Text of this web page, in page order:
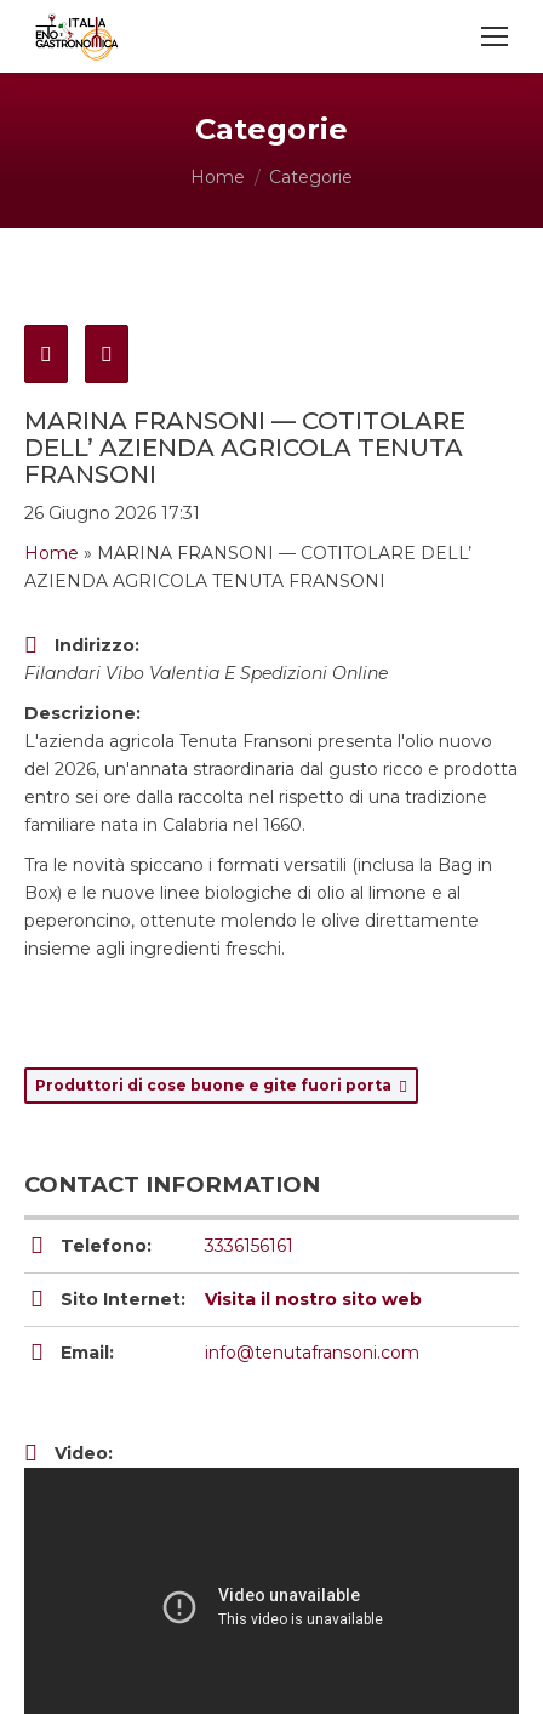
Categorie
Tu sei qui:
Home Categorie
MARINA FRANSONI — COTITOLARE
DELL’ AZIENDA AGRICOLA TENUTA
FRANSONI
26 Giugno 2026 17:31
Home » MARINA FRANSONI — COTITOLARE DELL’
AZIENDA AGRICOLA TENUTA FRANSONI
Indirizzo:
Filandari Vibo Valentia E Spedizioni Online
Descrizione:
L'azienda agricola Tenuta Fransoni presenta l'olio nuovo
del 2026, un'annata straordinaria dal gusto ricco e prodotta
entro sei ore dalla raccolta nel rispetto di una tradizione
familiare nata in Calabria nel 1660.
Tra le novità spiccano i formati versatili (inclusa la Bag in
Box) e le nuove linee biologiche di olio al limone e al
peperoncino, ottenute molendo le olive direttamente
insieme agli ingredienti freschi.
Produttori di cose buone e gite fuori porta
CONTACT INFORMATION
Telefono: 3336156161
Sito Internet: Visita il nostro sito web
Email: info@tenutafransoni.com
Video: